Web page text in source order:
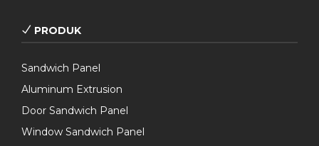
PRODUK
Sandwich Panel
Aluminum Extrusion
Door Sandwich Panel
Window Sandwich Panel